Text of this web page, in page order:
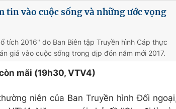
tin vào cuộc sống và những ước vọng
tích 2016" do Ban Biên tập Truyền hình Cáp thực
giả vào cuộc sống trong dịp đón năm mới 2017.
mãi (19h30, VTV4)
niên của Ban Truyền hình Đối